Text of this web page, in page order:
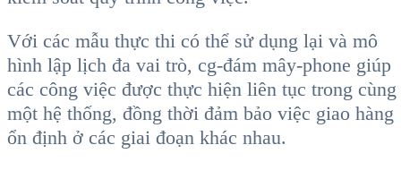
Với các mẫu thực thi có thể sử dụng lại và mô
hình lập lịch đa vai trò, cg-đám mây-phone giúp
các công việc được thực hiện liên tục trong cùng
một hệ thống, đồng thời đảm bảo việc giao hàng
ổn định ở các giai đoạn khác nhau.